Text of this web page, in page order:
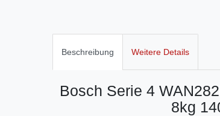
Beschreibung Weitere Details
Bosch Serie 4
8kg